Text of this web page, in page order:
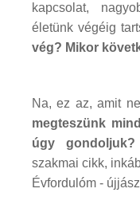
kapcsolat,
életünk végéig
vég? Mikor
Na, ez az, amit
megteszünk
úgy gondoljuk?
szakmai cikk,
Évfordulóm -